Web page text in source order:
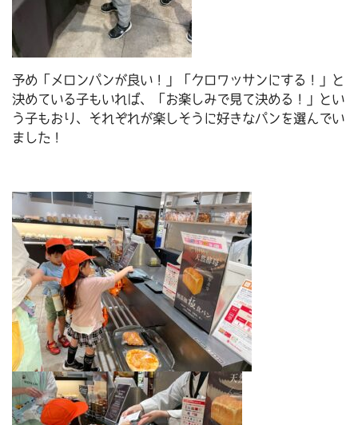
予め「メロンパンが良い！」「クロワッサンにする！」と
決めている子もいれば、「お楽しみで見て決める！」とい
う子もおり、それぞれが楽しそうに好きなパンを選んでい
ました！